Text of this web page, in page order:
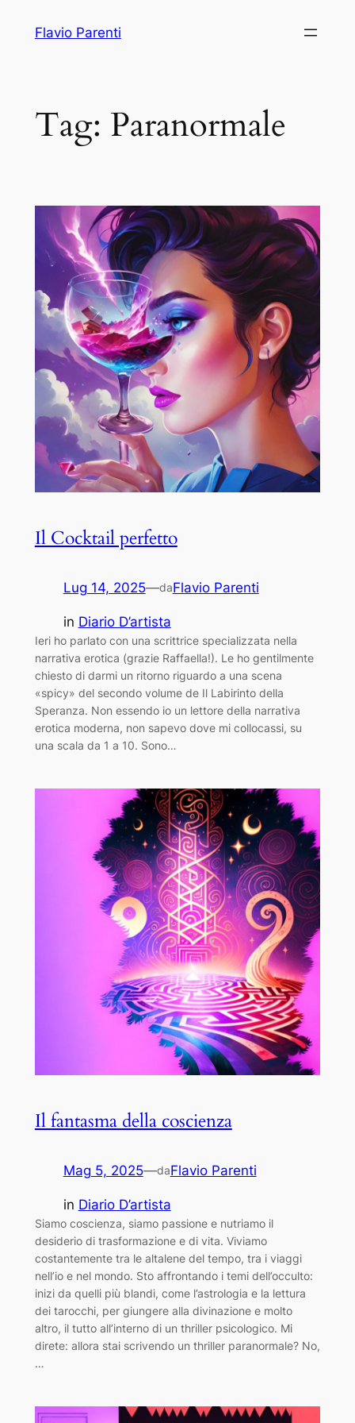
Flavio Parenti
Tag: Paranormale
Il Cocktail perfetto
Lug 14, 2025—daFlavio Parenti
in Diario D’artista
Ieri ho parlato con una scrittrice specializzata nella
narrativa erotica (grazie Raffaella!). Le ho gentilmente
chiesto di darmi un ritorno riguardo a una scena
«spicy» del secondo volume de Il Labirinto della
Speranza. Non essendo io un lettore della narrativa
erotica moderna, non sapevo dove mi collocassi, su
una scala da 1 a 10. Sono…
Il fantasma della coscienza
Mag 5, 2025—daFlavio Parenti
in Diario D’artista
Siamo coscienza, siamo passione e nutriamo il
desiderio di trasformazione e di vita. Viviamo
costantemente tra le altalene del tempo, tra i viaggi
nell’io e nel mondo. Sto affrontando i temi dell’occulto:
inizi da quelli più blandi, come l’astrologia e la lettura
dei tarocchi, per giungere alla divinazione e molto
altro, il tutto all’interno di un thriller psicologico. Mi
direte: allora stai scrivendo un thriller paranormale? No,
…